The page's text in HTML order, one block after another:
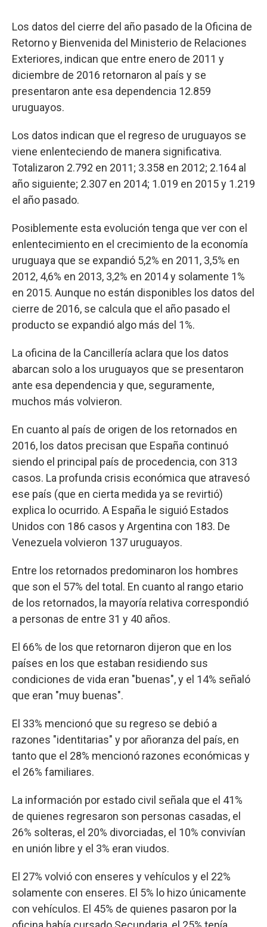
Los datos del cierre del año pasado de la Oficina de
Retorno y Bienvenida del Ministerio de Relaciones
Exteriores, indican que entre enero de 2011 y
diciembre de 2016 retornaron al país y se
presentaron ante esa dependencia 12.859
uruguayos.
Los datos indican que el regreso de uruguayos se
viene enlenteciendo de manera significativa.
Totalizaron 2.792 en 2011; 3.358 en 2012; 2.164 al
año siguiente; 2.307 en 2014; 1.019 en 2015 y 1.219
el año pasado.
Posiblemente esta evolución tenga que ver con el
enlentecimiento en el crecimiento de la economía
uruguaya que se expandió 5,2% en 2011, 3,5% en
2012, 4,6% en 2013, 3,2% en 2014 y solamente 1%
en 2015. Aunque no están disponibles los datos del
cierre de 2016, se calcula que el año pasado el
producto se expandió algo más del 1%.
La oficina de la Cancillería aclara que los datos
abarcan solo a los uruguayos que se presentaron
ante esa dependencia y que, seguramente,
muchos más volvieron.
En cuanto al país de origen de los retornados en
2016, los datos precisan que España continuó
siendo el principal país de procedencia, con 313
casos. La profunda crisis económica que atravesó
ese país (que en cierta medida ya se revirtió)
explica lo ocurrido. A España le siguió Estados
Unidos con 186 casos y Argentina con 183. De
Venezuela volvieron 137 uruguayos.
Entre los retornados predominaron los hombres
que son el 57% del total. En cuanto al rango etario
de los retornados, la mayoría relativa correspondió
a personas de entre 31 y 40 años.
El 66% de los que retornaron dijeron que en los
países en los que estaban residiendo sus
condiciones de vida eran "buenas", y el 14% señaló
que eran "muy buenas".
El 33% mencionó que su regreso se debió a
razones "identitarias" y por añoranza del país, en
tanto que el 28% mencionó razones económicas y
el 26% familiares.
La información por estado civil señala que el 41%
de quienes regresaron son personas casadas, el
26% solteras, el 20% divorciadas, el 10% convivían
en unión libre y el 3% eran viudos.
El 27% volvió con enseres y vehículos y el 22%
solamente con enseres. El 5% lo hizo únicamente
con vehículos. El 45% de quienes pasaron por la